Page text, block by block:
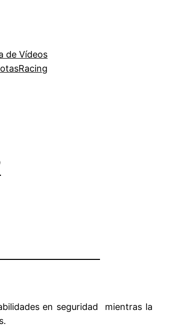
de Vídeos
en seguridad mientras la